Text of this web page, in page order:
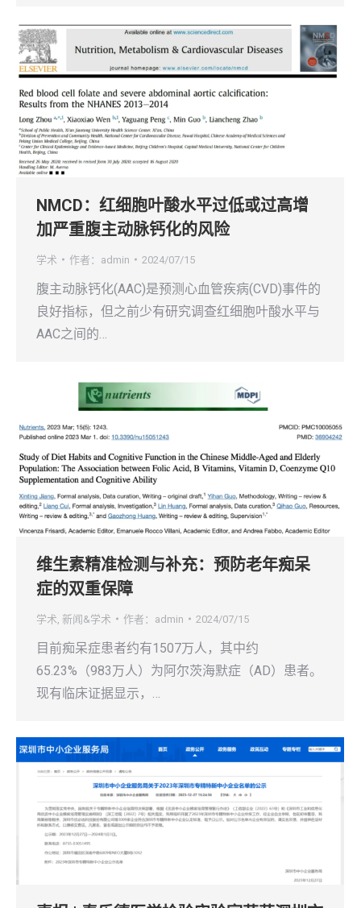
NMCD：红细胞叶酸水平过低或过高增
加严重腹主动脉钙化的风险
学术 作者： admin 2024/07/15
腹主动脉钙化(AAC)是预测心血管疾病(CVD)事件的
良好指标，但之前少有研究调查红细胞叶酸水平与
AAC之间的…
维生素精准检测与补充：预防老年痴呆
症的双重保障
学术 新闻&学术 作者： admin 2024/07/15
目前痴呆症患者约有1507万人，其中约
65.23%（983万人）为阿尔茨海默症（AD）患者。
现有临床证据显示，…